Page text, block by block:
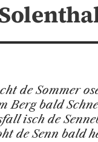
de Sommer
Berg bald
isch de
de Senn bald